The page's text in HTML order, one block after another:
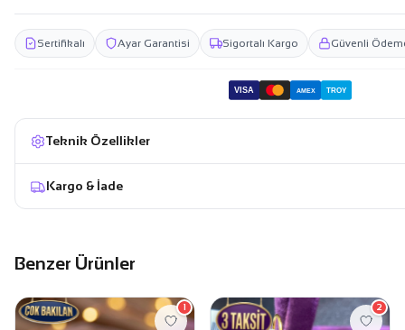
Sertifikalı Ayar Garantisi Sigortalı Kargo Güvenli
VISA AMEX TROY
Teknik Özellikler
Kargo & İade
Benzer Ürünler
1 2